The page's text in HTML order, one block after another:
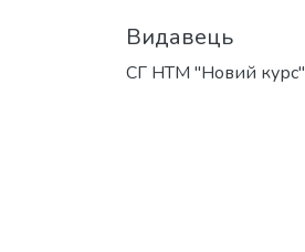
Видавець
СГ НТМ "Новий курс"